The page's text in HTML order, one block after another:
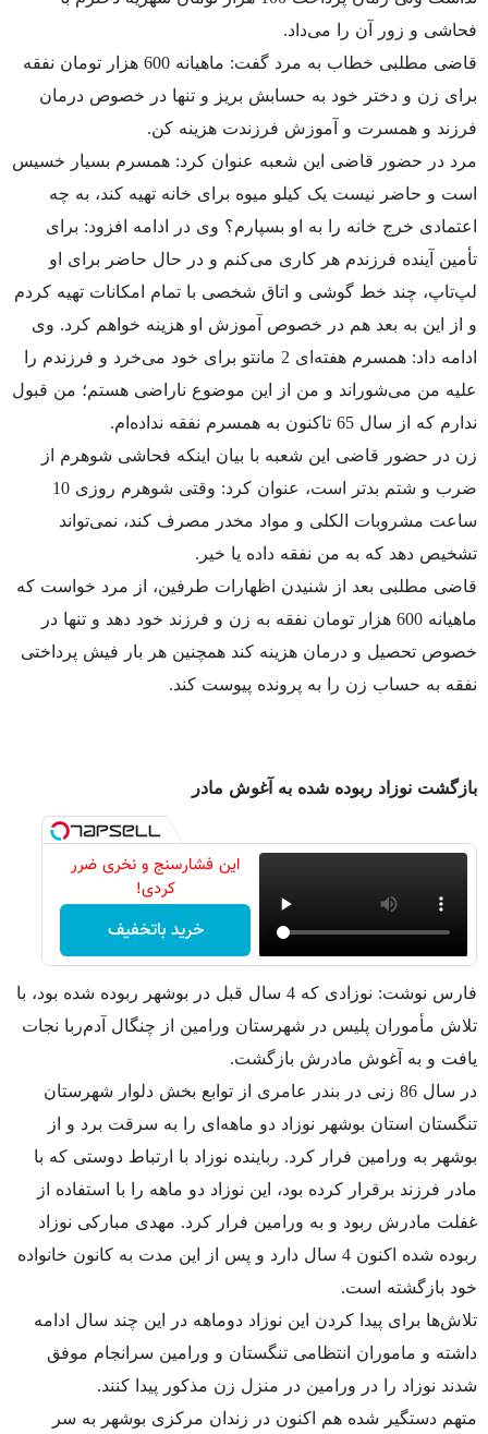
فحاشی و زور آن را می‌داد.
قاضی مطلبی خطاب به مرد گفت: ماهیانه 600 هزار تومان نفقه
برای زن و دختر خود به حسابش بریز و تنها در خصوص درمان
فرزند و همسرت و آموزش فرزندت هزینه کن.
مرد در حضور قاضی این شعبه عنوان کرد: همسرم بسیار خسیس
است و حاضر نیست یک کیلو میوه برای خانه تهیه کند، به چه
اعتمادی خرج خانه را به او بسپارم؟ وی در ادامه افزود: برای
تأمین آینده فرزندم هر کاری می‌کنم و در حال حاضر برای او
لپ‌تاپ، چند خط گوشی و اتاق شخصی با تمام امکانات تهیه کردم
و از این به بعد هم در خصوص آموزش او هزینه خواهم کرد. وی
ادامه داد: همسرم هفته‌ای 2 مانتو برای خود می‌خرد و فرزندم را
علیه من می‌شوراند و من از این موضوع ناراضی هستم؛ من قبول
ندارم که از سال 65 تاکنون به همسرم نفقه نداده‌ام.
زن در حضور قاضی این شعبه با بیان اینکه فحاشی شوهرم از
ضرب و شتم بدتر است، عنوان کرد: وقتی شوهرم روزی 10
ساعت مشروبات الکلی و مواد مخدر مصرف کند، نمی‌تواند
تشخیص دهد که به من نفقه داده یا خیر.
قاضی مطلبی بعد از شنیدن اظهارات طرفین، از مرد خواست که
ماهیانه 600 هزار تومان نفقه به زن و فرزند خود دهد و تنها در
خصوص تحصیل و درمان هزینه کند همچنین هر بار فیش پرداختی
نفقه به حساب زن را به پرونده پیوست کند.
بازگشت نوزاد ربوده شده به آغوش مادر
این فشارسنج و نخری ضرر
کردی!
خرید باتخفیف
فارس نوشت: نوزادی که 4 سال قبل در بوشهر ربوده شده بود، با
تلاش مأموران پلیس در شهرستان ورامین از چنگال آدم‌ربا نجات
یافت و به آغوش مادرش بازگشت.
در سال 86 زنی در بندر عامری از توابع بخش دلوار شهرستان
تنگستان استان بوشهر نوزاد دو ماهه‌ای را به سرقت برد و از
بوشهر به ورامین فرار کرد. رباینده نوزاد با ارتباط دوستی که با
مادر فرزند برقرار کرده بود، این نوزاد دو ماهه را با استفاده از
غفلت مادرش ربود و به ورامین فرار کرد. مهدی مبارکی نوزاد
ربوده شده اکنون 4 سال دارد و پس از این مدت به کانون خانواده
خود بازگشته است.
تلاش‌ها برای پیدا کردن این نوزاد دوماهه در این چند سال ادامه
داشته و ماموران انتظامی تنگستان و ورامین سرانجام موفق
شدند نوزاد را در ورامین در منزل زن مذکور پیدا کنند.
متهم دستگیر شده هم اکنون در زندان مرکزی بوشهر به سر